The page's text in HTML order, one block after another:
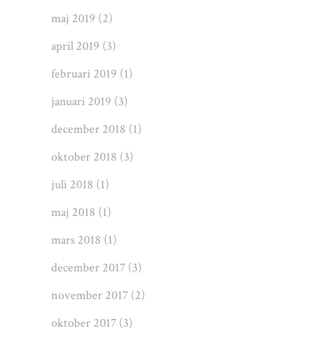
maj 2019 (2)
april 2019 (3)
februari 2019 (1)
januari 2019 (3)
december 2018 (1)
oktober 2018 (3)
juli 2018 (1)
maj 2018 (1)
mars 2018 (1)
december 2017 (3)
november 2017 (2)
oktober 2017 (3)